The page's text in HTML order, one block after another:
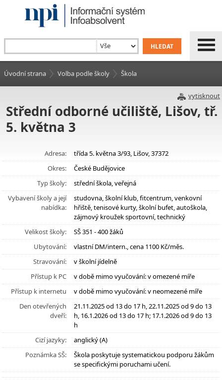
Úvodní strana Volba podle školy Škola
vytisknout
Střední odborné učiliště, Lišov, tř.
5. května 3
Adresa:
třída 5. května 3/93, Lišov, 37372
Okres:
České Budějovice
Typ školy:
střední škola, veřejná
Vybavení školy a její
nabídka:
studovna, školní klub, fitcentrum, venkovní
hřiště, tenisové kurty, školní bufet, autoškola,
zájmový kroužek sportovní, technický
Velikost školy:
SŠ 351 - 400 žáků
Ubytování:
vlastní DM/intern., cena 1100 Kč/měs.
Stravování:
v školní jídelně
Přístup k PC
v době mimo vyučování: v omezené míře
Přístup k internetu
v době mimo vyučování: v neomezené míře
Den otevřených
dveří:
21.11.2025 od 13 do 17 h, 22.11.2025 od 9 do 13
h, 16.1.2026 od 13 do 17 h; 17.1.2026 od 9 do 13
h
Cizí jazyky:
anglický (A)
Poznámka SŠ:
Škola poskytuje systematickou podporu žákům
se specifickými poruchami učení.